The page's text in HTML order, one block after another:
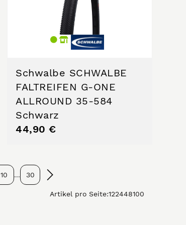
Schwalbe SCHWALBE
FALTREIFEN G-ONE
ALLROUND 35-584
Schwarz
44,90 €
10 ... 30
Artikel pro Seite:122448100